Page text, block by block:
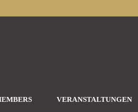
VERANSTALTUNGEN